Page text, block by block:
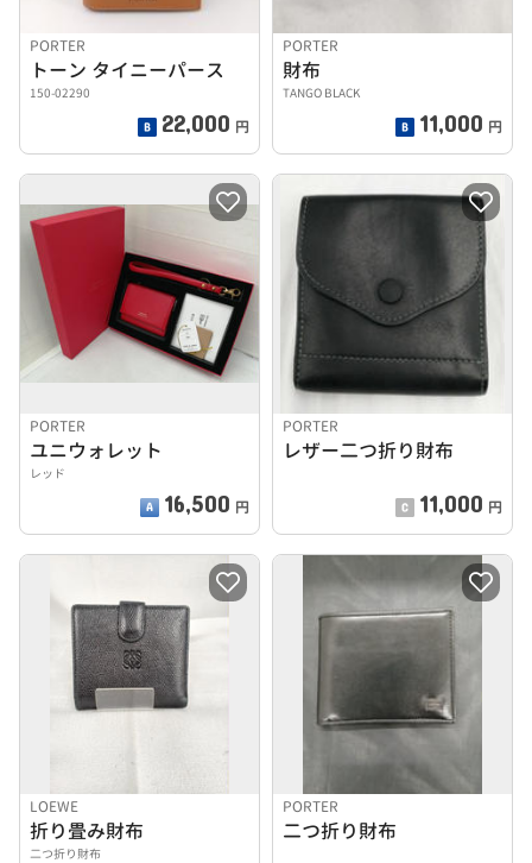
PORTER
トーン タイニーパース
150-02290
22,000 円
PORTER
財布
TANGO BLACK
11,000 円
PORTER
ユニウォレット
レッド
16,500 円
PORTER
レザー二つ折り財布
11,000 円
LOEWE
折り畳み財布
二つ折り財布
PORTER
二つ折り財布